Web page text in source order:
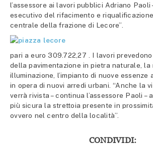
l’assessore ai lavori pubblici Adriano Paoli
esecutivo del rifacimento e
centrale della frazione di Lecore”.
pari a euro 309.722,27 . I lavori
della pavimentazione in pietra naturale, la
illuminazione, l’impianto di nuove essenze
in opera di nuovi arredi urbani. “Anche la
verrà rivista – continua l’assessore Paoli –
più sicura la strettoia presente in
ovvero nel centro della località”.
CONDIVIDI: